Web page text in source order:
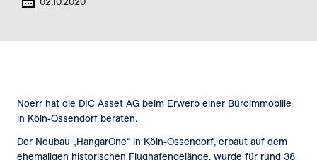
Noerr hat die DIC Asset AG beim Erwerb einer Büroimmobilie
in Köln-Ossendorf beraten.
Der Neubau „HangarOne“ in Köln-Ossendorf, erbaut auf dem
ehemaligen historischen Flughafengelände, wurde für rund 38